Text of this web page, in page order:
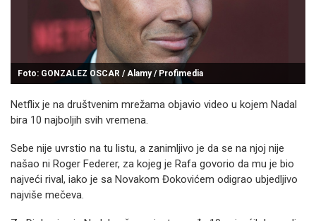
Foto: GONZALEZ OSCAR / Alamy / Profimedia
Netflix je na društvenim mrežama objavio video u kojem Nadal
bira 10 najboljih svih vremena.
Sebe nije uvrstio na tu listu, a zanimljivo je da se na njoj nije
našao ni Roger Federer, za kojeg je Rafa govorio da mu je bio
najveći rival, iako je sa Novakom Đokovićem odigrao ubjedljivo
najviše mečeva.